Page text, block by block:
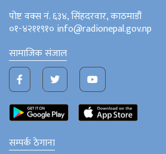
पोष्ट वक्स नं. ६३४, सिंहदरवार, काठमाडौं
०१-४२११९१० info@radionepal.gov.np
सामाजिक संजाल
सम्पर्क ठेगाना